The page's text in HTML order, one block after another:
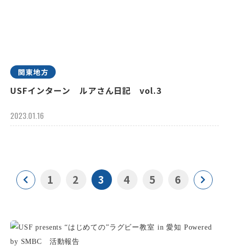
関東地方
USFインターン ルアさん日記 vol.3
2023.01.16
1 2 3 4 5 6